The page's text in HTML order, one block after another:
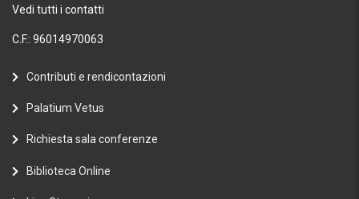
Vedi tutti i contatti
C.F.: 96014970063
Contributi e rendicontazioni
Palatium Vetus
Richiesta sala conferenze
Biblioteca Online